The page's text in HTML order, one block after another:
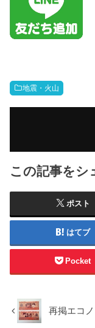
地震・火山
この記事をシ
ポスト
はてブ
Pocket
再掲エコ